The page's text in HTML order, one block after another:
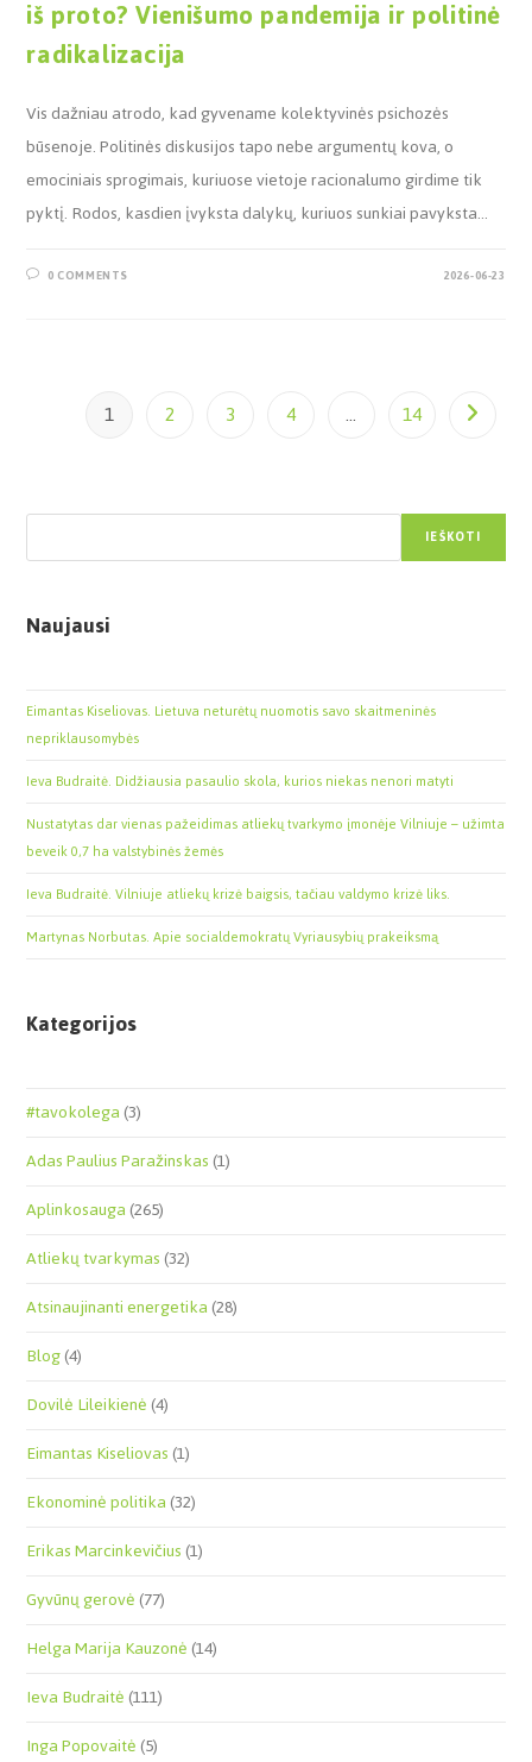
iš proto? Vienišumo pandemija ir politinė
radikalizacija
Vis dažniau atrodo, kad gyvename kolektyvinės psichozės
būsenoje. Politinės diskusijos tapo nebe argumentų kova, o
emociniais sprogimais, kuriuose vietoje racionalumo girdime tik
pyktį. Rodos, kasdien įvyksta dalykų, kuriuos sunkiai pavyksta…
0 COMMENTS 2026-06-23
1 2 3 4 … 14
IEŠKOTI
Naujausi
Eimantas Kiseliovas. Lietuva neturėtų nuomotis savo skaitmeninės
nepriklausomybės
Ieva Budraitė. Didžiausia pasaulio skola, kurios niekas nenori matyti
Nustatytas dar vienas pažeidimas atliekų tvarkymo įmonėje Vilniuje – užimta
beveik 0,7 ha valstybinės žemės
Ieva Budraitė. Vilniuje atliekų krizė baigsis, tačiau valdymo krizė liks.
Martynas Norbutas. Apie socialdemokratų Vyriausybių prakeiksmą
Kategorijos
#tavokolega(3)
Adas Paulius Paražinskas(1)
Aplinkosauga(265)
Atliekų tvarkymas(32)
Atsinaujinanti energetika(28)
Blog(4)
Dovilė Lileikienė(4)
Eimantas Kiseliovas(1)
Ekonominė politika(32)
Erikas Marcinkevičius(1)
Gyvūnų gerovė(77)
Helga Marija Kauzonė(14)
Ieva Budraitė(111)
Inga Popovaitė(5)